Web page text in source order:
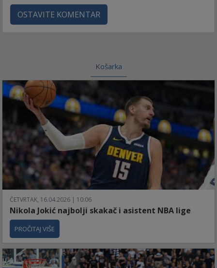
OSTAVITE KOMENTAR
Košarka
ČETVRTAK, 16.04.2026 | 10:06
Nikola Jokić najbolji skakač i asistent NBA lige
PROČITAJ VIŠE